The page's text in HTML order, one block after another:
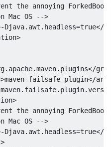
the annoying
Mac OS -->
-Djava.awt.headless=true</
</
maven-failsafe-plugin</
the annoying
Mac OS -->
-Djava.awt.headless=true</